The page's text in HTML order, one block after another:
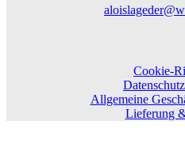
Cookie-
Allgemeine
Lieferung